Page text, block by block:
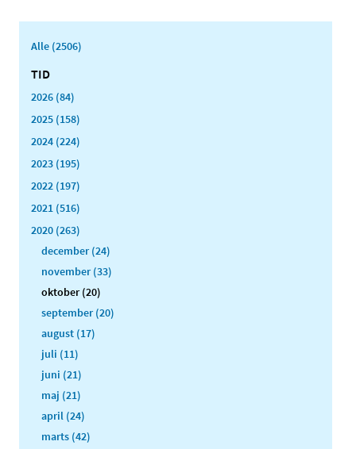
Alle (2506)
TID
2026 (84)
2025 (158)
2024 (224)
2023 (195)
2022 (197)
2021 (516)
2020 (263)
december (24)
november (33)
oktober (20)
september (20)
august (17)
juli (11)
juni (21)
maj (21)
april (24)
marts (42)